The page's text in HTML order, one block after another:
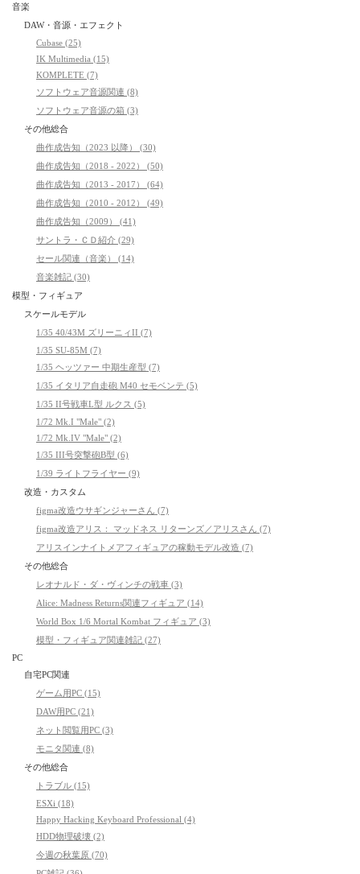
音楽
DAW・音源・エフェクト
Cubase (25)
IK Multimedia (15)
KOMPLETE (7)
ソフトウェア音源関連 (8)
ソフトウェア音源の箱 (3)
その他総合
曲作成告知（2023 以降） (30)
曲作成告知（2018 - 2022） (50)
曲作成告知（2013 - 2017） (64)
曲作成告知（2010 - 2012） (49)
曲作成告知（2009） (41)
サントラ・ＣＤ紹介 (29)
セール関連（音楽） (14)
音楽雑記 (30)
模型・フィギュア
スケールモデル
1/35 40/43M ズリーニィII (7)
1/35 SU-85M (7)
1/35 ヘッツァー 中期生産型 (7)
1/35 イタリア自走砲 M40 セモベンテ (5)
1/35 II号戦車L型 ルクス (5)
1/72 Mk.I "Male" (2)
1/72 Mk.IV "Male" (2)
1/35 III号突撃砲B型 (6)
1/39 ライトフライヤー (9)
改造・カスタム
figma改造ウサギンジャーさん (7)
figma改造アリス： マッドネス リターンズ／アリスさん (7)
アリスインナイトメアフィギュアの稼動モデル改造 (7)
その他総合
レオナルド・ダ・ヴィンチの戦車 (3)
Alice: Madness Returns関連フィギュア (14)
World Box 1/6 Mortal Kombat フィギュア (3)
模型・フィギュア関連雑記 (27)
PC
自宅PC関連
ゲーム用PC (15)
DAW用PC (21)
ネット閲覧用PC (3)
モニタ関連 (8)
その他総合
トラブル (15)
ESXi (18)
Happy Hacking Keyboard Professional (4)
HDD物理破壊 (2)
今週の秋葉原 (70)